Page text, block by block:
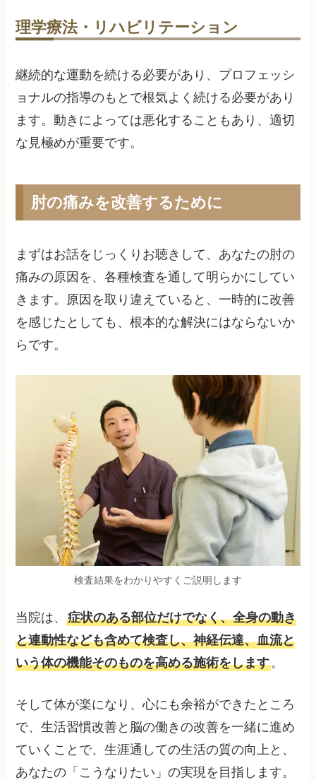
理学療法・リハビリテーション
継続的な運動を続ける必要があり、プロフェッシ
ョナルの指導のもとで根気よく続ける必要があり
ます。動きによっては悪化することもあり、適切
な見極めが重要です。
肘の痛みを改善するために
まずはお話をじっくりお聴きして、あなたの肘の
痛みの原因を、各種検査を通して明らかにしてい
きます。原因を取り違えていると、一時的に改善
を感じたとしても、根本的な解決にはならないか
らです。
検査結果をわかりやすくご説明します
当院は、症状のある部位だけでなく、全身の動き
と連動性なども含めて検査し、神経伝達、血流と
いう体の機能そのものを高める施術をします。
そして体が楽になり、心にも余裕ができたところ
で、生活習慣改善と脳の働きの改善を一緒に進め
ていくことで、生涯通しての生活の質の向上と、
あなたの「こうなりたい」の実現を目指します。